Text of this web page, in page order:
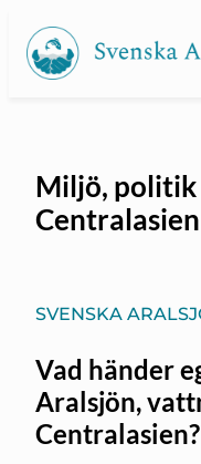
Hoppa
till
innehåll
Miljö, politik
Centralasien
SVENSKA
Vad händer
Aralsjön,
Centralasien?